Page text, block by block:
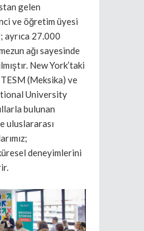
gelen
ve öğretim üyesi
ayrıca 27.000
ağı sayesinde
New York’taki
(Meksika) ve
University
bulunan
uluslararası
deneyimlerini